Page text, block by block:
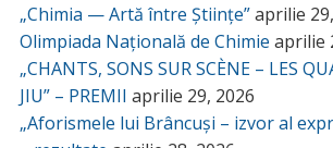
„Chimia — Artă între Științe”aprilie
Olimpiada Națională de Chimie aprilie
„CHANTS, SONS SUR SCÈNE – LES
JIU” – PREMII aprilie 29, 2026
„Aforismele lui Brâncuși – izvor al